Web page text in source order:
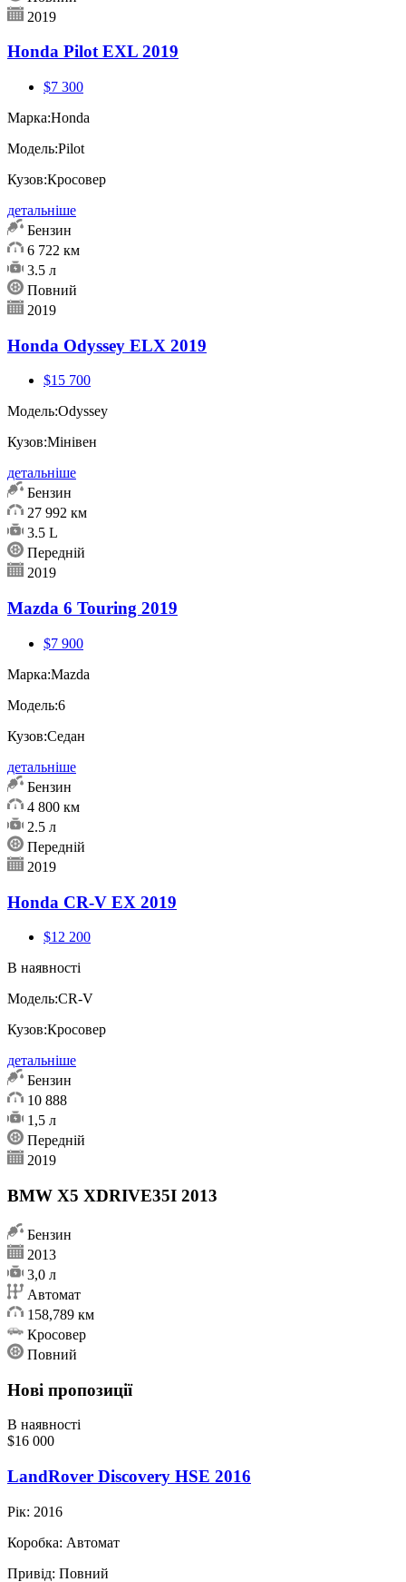
2019
Honda Pilot EXL 2019
$7 300
Марка:Honda
Модель:Pilot
Кузов:Кросовер
детальніше
Бензин
6 722 км
3.5 л
Повний
2019
Honda Odyssey ELX 2019
$15 700
Модель:Odyssey
Кузов:Мінівен
детальніше
Бензин
27 992 км
3.5 L
Передній
2019
Mazda 6 Touring 2019
$7 900
Марка:Mazda
Модель:6
Кузов:Седан
детальніше
Бензин
4 800 км
2.5 л
Передній
2019
Honda CR-V EX 2019
$12 200
В наявності
Модель:CR-V
Кузов:Кросовер
детальніше
Бензин
10 888
1,5 л
Передній
2019
BMW X5 XDRIVE35I 2013
Бензин
2013
3,0 л
Автомат
158,789 км
Кросовер
Повний
Нові пропозиції
В наявності
$16 000
LandRover Discovery HSE 2016
Рік: 2016
Коробка: Автомат
Привід: Повний